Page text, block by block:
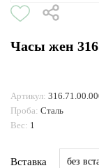
РАЗНОЕ
ДОСТАВКА И
Часы жен
Артикул:
Проба: Сталь
Вес: 1
Вставка без